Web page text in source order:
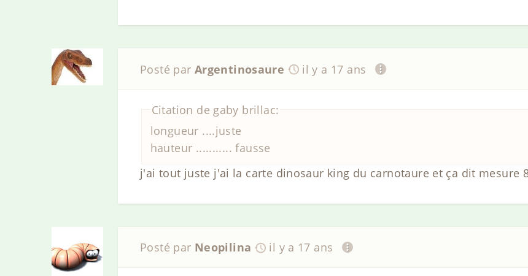
Posté par Argentinosaure il y a 17 ans
Citation de gaby brillac:
longueur ....juste
hauteur ........... fausse
j'ai tout juste j'ai la carte dinosaur king du carnotaure et ça dit mesure
Posté par Neopilina il y a 17 ans